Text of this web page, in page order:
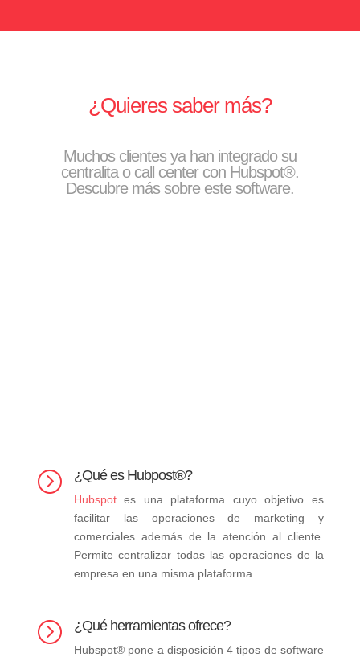
¿Quieres saber más?
Muchos clientes ya han integrado su
centralita o call center con Hubspot®.
Descubre más sobre este software.
= ¿Qué es Hubpost®?
Hubspotes una plataforma cuyo objetivo es
facilitar las operaciones de marketing y
comerciales además de la atención al cliente.
Permite centralizar todas las operaciones de la
empresa en una misma plataforma.
= ¿Qué herramientas ofrece?
Hubspot® pone a disposición 4 tipos de software